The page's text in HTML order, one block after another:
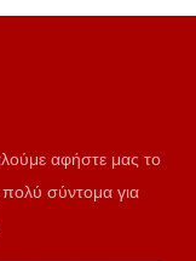
αφήστε μας το
σύντομα για